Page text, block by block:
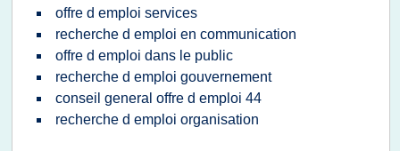
offre d emploi services
recherche d emploi en communication
offre d emploi dans le public
recherche d emploi gouvernement
conseil general offre d emploi 44
recherche d emploi organisation